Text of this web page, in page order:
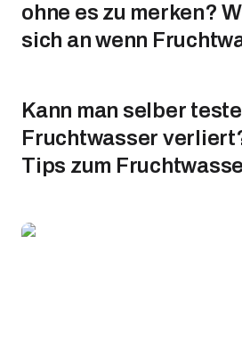
ohne es zu merken?
sich an wenn
Kann man selber
Fruchtwasser
Tips zum